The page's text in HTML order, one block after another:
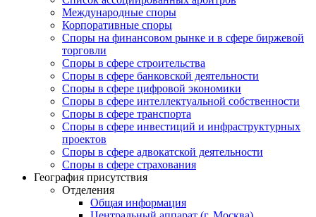
Международные споры
Корпоративные споры
Споры на финансовом рынке и в сфере биржевой
торговли
Споры в сфере строительства
Споры в сфере банковской деятельности
Споры в сфере цифровой экономики
Споры в сфере интеллектуальной собственности
Споры в сфере транспорта
Cпоры в сфере инвестиций и инфраструктурных
проектов
Споры в сфере адвокатской деятельности
Споры в сфере страхования
География присутствия
Отделения
Общая информация